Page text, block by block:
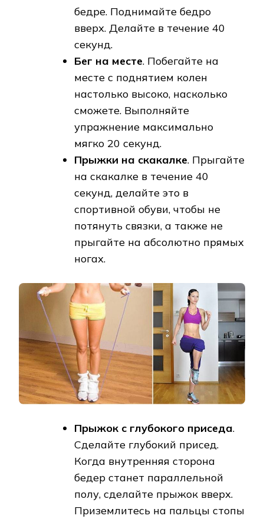
бедре. Поднимайте бедро
вверх. Делайте в течение 40
секунд.
Бег на месте. Побегайте на
месте с поднятием колен
настолько высоко, насколько
сможете. Выполняйте
упражнение максимально
мягко 20 секунд.
Прыжки на скакалке. Прыгайте
на скакалке в течение 40
секунд, делайте это в
спортивной обуви, чтобы не
потянуть связки, а также не
прыгайте на абсолютно прямых
ногах.
Прыжок с глубокого приседа.
Сделайте глубокий присед.
Когда внутренняя сторона
бедер станет параллельной
полу, сделайте прыжок вверх.
Приземлитесь на пальцы стопы